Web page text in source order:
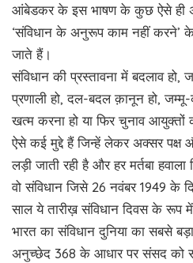
आंबेडकर के इस भाषण के कुछ ऐसे ही
‘संविधान के अनुरूप काम नहीं करने’
जाते हैं।
संविधान की प्रस्तावना में बदलाव
प्रणाली हो, दल-बदल क़ानून हो, जम्मू-
खत्म करना हो या फिर चुनाव आयुक्तों
ऐसे कई मुद्दे हैं जिन्हें लेकर अक्सर पक्ष
लड़ी जाती रही है और हर मर्तबा हवाला
वो संविधान जिसे 26 नवंबर 1949 के
साल ये तारीख़ संविधान दिवस के रूप
भारत का संविधान दुनिया का सबसे
अनुच्छेद 368 के आधार पर संसद को